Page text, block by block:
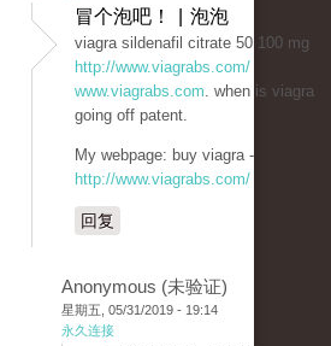
冒个泡吧！ | 泡泡
viagra sildenafil citrate 50 100 mg
http://www.viagrabs.com/
www.viagrabs.com. when is viagra
going off patent.
My webpage: buy viagra -
http://www.viagrabs.com/
回复
Anonymous (未验证)
星期五, 05/31/2019 - 19:14
永久连接